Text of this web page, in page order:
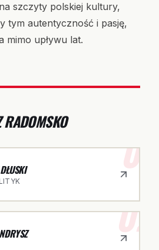
szczyty polskiej kultury,
tym autentyczność i pasję,
mimo upływu lat.
RADOMSKO
01
02